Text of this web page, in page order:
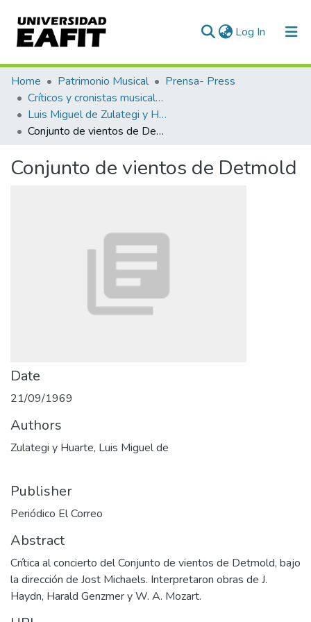
Log In (current)
Communities & Collections
All of DSpace
Statistics
Home Patrimonio Musical
Prensa- Press
Críticos y cronistas musicales
Luis Miguel de Zulategi y Huarte
Conjunto de vientos de Detmold
Conjunto de vientos de Detmold
Date
21/09/1969
Authors
Zulategi y Huarte, Luis Miguel de
Publisher
Periódico El Correo
Abstract
Crítica al concierto del Conjunto de vientos de Detmold, bajo
la dirección de Jost Michaels. Interpretaron obras de J.
Haydn, Harald Genzmer y W. A. Mozart.